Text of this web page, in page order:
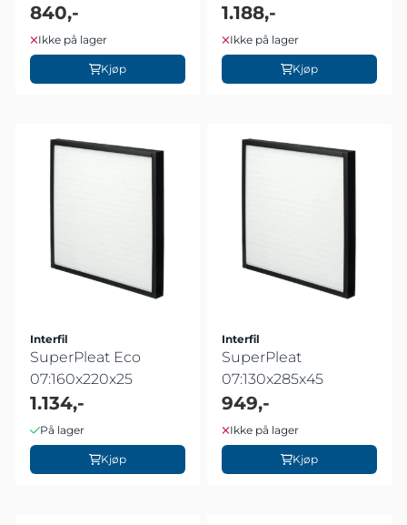
840,-
Ikke på lager
Kjøp
1.188,-
Ikke på lager
Kjøp
Interfil
SuperPleat Eco
07:160x220x25
1.134,-
På lager
Kjøp
Interfil
SuperPleat
07:130x285x45
949,-
Ikke på lager
Kjøp